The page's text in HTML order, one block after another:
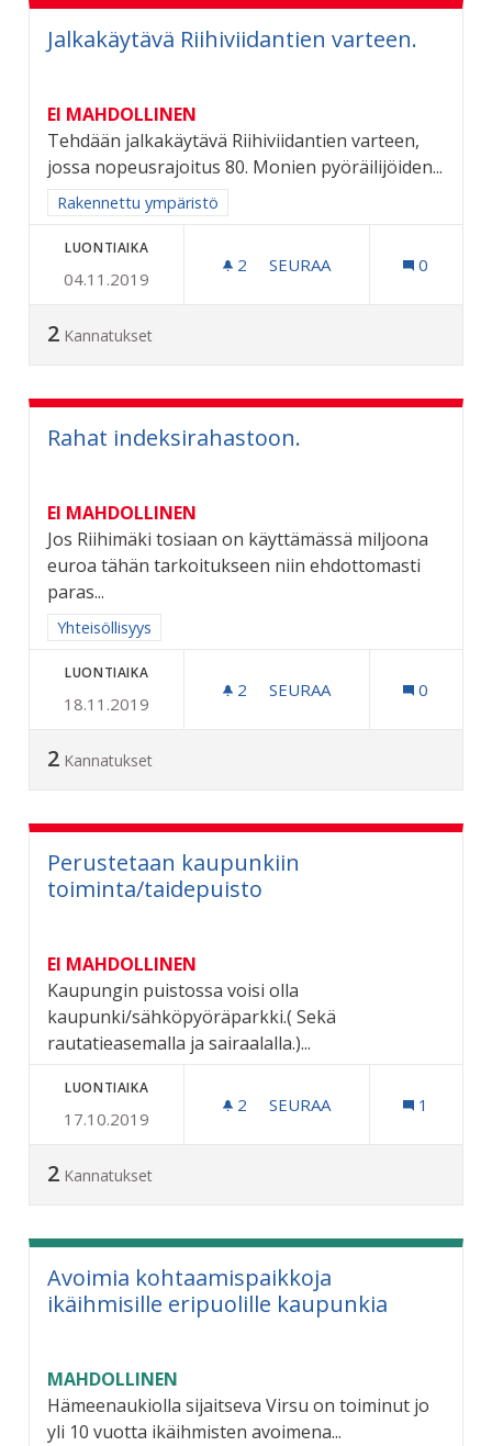
Jalkakäytävä Riihiviidantien varteen.
EI MAHDOLLINEN
Tehdään jalkakäytävä Riihiviidantien varteen,
jossa nopeusrajoitus 80. Monien pyöräilijöiden...
Rajaa tulokset aihepiirin mukaan: Rakennettu ympäristö
Rakennettu ympäristö
LUONTIAIKA
04.11.2019
2 2 SEURAAJAA
SEURAA 0
2 Kannatukset
Rahat indeksirahastoon.
EI MAHDOLLINEN
Jos Riihimäki tosiaan on käyttämässä miljoona
euroa tähän tarkoitukseen niin ehdottomasti
paras...
Rajaa tulokset aihepiirin mukaan: Yhteisöllisyys
Yhteisöllisyys
LUONTIAIKA
18.11.2019
2 2 SEURAAJAA
SEURAA 0
2 Kannatukset
Perustetaan kaupunkiin
toiminta/taidepuisto
EI MAHDOLLINEN
Kaupungin puistossa voisi olla
kaupunki/sähköpyöräparkki.( Sekä
rautatieasemalla ja sairaalalla.)...
LUONTIAIKA
17.10.2019
2 2 SEURAAJAA
SEURAA 1
2 Kannatukset
Avoimia kohtaamispaikkoja
ikäihmisille eripuolille kaupunkia
MAHDOLLINEN
Hämeenaukiolla sijaitseva Virsu on toiminut jo
yli 10 vuotta ikäihmisten avoimena...